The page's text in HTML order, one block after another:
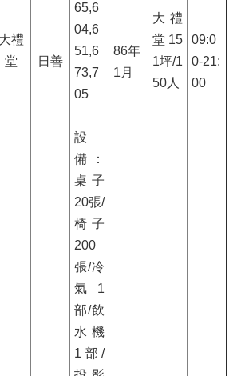
大禮
堂
日善
65,6
04,6
51,6
73,7
05
設
備：
桌子
20張/
椅子
200
張/冷
氣 1
部/飲
水機
1 部/
86年
1 月
大禮
堂 15
1坪/1
50 人
09:0
0-21:
00